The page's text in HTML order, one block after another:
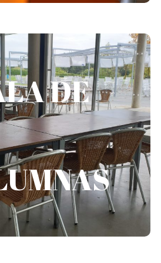
DE
DE COLUMNAS
Capacidad 60 personas
o catering de palacio (se
con el servicio de hostelería)